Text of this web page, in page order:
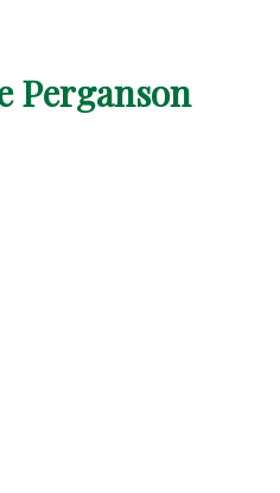
Perganson